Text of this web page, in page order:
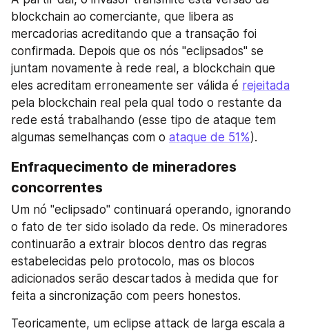
blockchain ao comerciante, que libera as
mercadorias acreditando que a transação foi
confirmada. Depois que os nós "eclipsados" se
juntam novamente à rede real, a blockchain que
eles acreditam erroneamente ser válida é rejeitada
pela blockchain real pela qual todo o restante da
rede está trabalhando (esse tipo de ataque tem
algumas semelhanças com o ataque de 51%).
Enfraquecimento de mineradores
concorrentes
Um nó "eclipsado" continuará operando, ignorando
o fato de ter sido isolado da rede. Os mineradores
continuarão a extrair blocos dentro das regras
estabelecidas pelo protocolo, mas os blocos
adicionados serão descartados à medida que for
feita a sincronização com peers honestos.
Teoricamente, um eclipse attack de larga escala a